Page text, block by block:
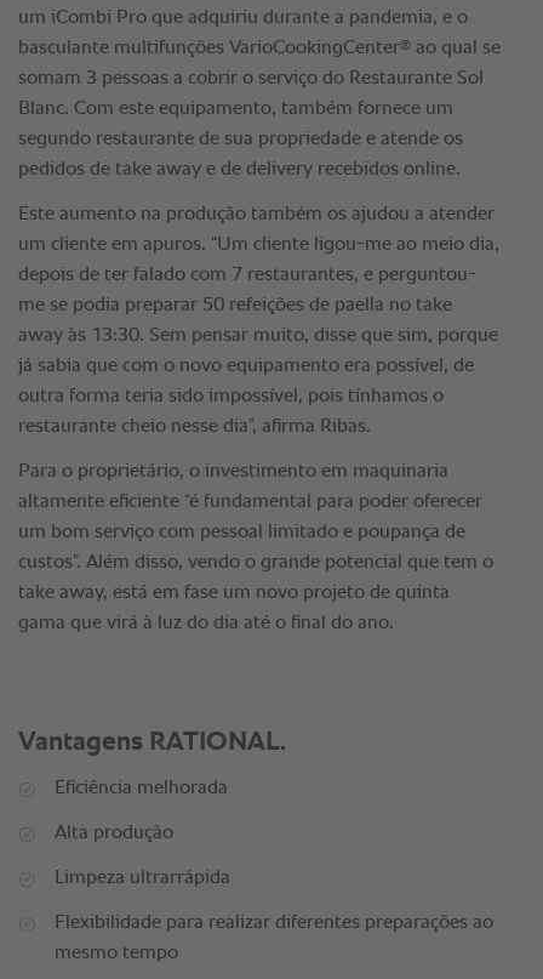
um iCombi Pro que adquiriu durante a pandemia, e o
basculante multifunções VarioCookingCenter® ao qual se
somam 3 pessoas a cobrir o serviço do Restaurante Sol
Blanc. Com este equipamento, também fornece um
segundo restaurante de sua propriedade e atende os
pedidos de take away e de delivery recebidos online.
Este aumento na produção também os ajudou a atender
um cliente em apuros. “Um cliente ligou-me ao meio dia,
depois de ter falado com 7 restaurantes, e perguntou-
me se podia preparar 50 refeições de paella no take
away às 13:30. Sem pensar muito, disse que sim, porque
já sabia que com o novo equipamento era possível, de
outra forma teria sido impossível, pois tínhamos o
restaurante cheio nesse dia”, afirma Ribas.
Para o proprietário, o investimento em maquinaria
altamente eficiente “é fundamental para poder oferecer
um bom serviço com pessoal limitado e poupança de
custos”. Além disso, vendo o grande potencial que tem o
take away, está em fase um novo projeto de quinta
gama que virá à luz do dia até o final do ano.
Vantagens RATIONAL.
Eficiência melhorada
Alta produção
Limpeza ultrarrápida
Flexibilidade para realizar diferentes preparações ao
mesmo tempo